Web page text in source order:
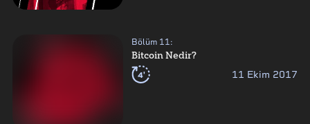
Bölüm 11:
Bitcoin Nedir?
4' 11 Ekim 2017